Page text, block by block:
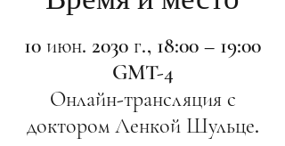
10 июн. 2030 г., 18:00 – 19:00
GMT-4
Онлайн-трансляция с
доктором Ленкой Шульце.